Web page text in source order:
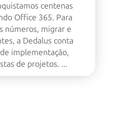
centenas
Office 365. Para
números, migrar e
a Dedalus conta
implementação,
de projetos. ...